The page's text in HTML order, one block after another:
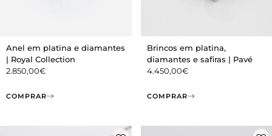
Anel em platina e diamantes
| Royal Collection
2.850,00€
COMPRAR
Brincos em platina,
diamantes e safiras | Pavé
4.450,00€
COMPRAR